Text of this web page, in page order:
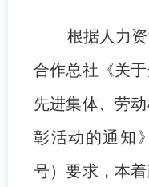
根据人力
合作总社《关
先进集体、劳
彰活动的通知
号）要求，本